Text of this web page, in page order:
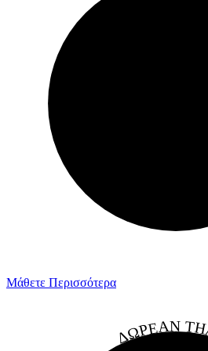
Μάθετε Περισσότερα